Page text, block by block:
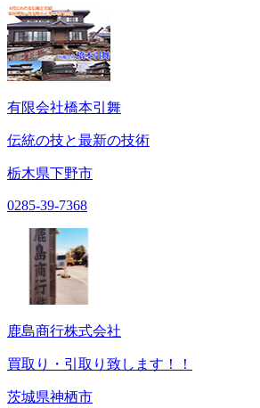
有限会社橋本引舞
伝統の技と最新の技術
栃木県下野市
0285-39-7368
鹿島商行株式会社
買取り・引取り致します！！
茨城県神栖市